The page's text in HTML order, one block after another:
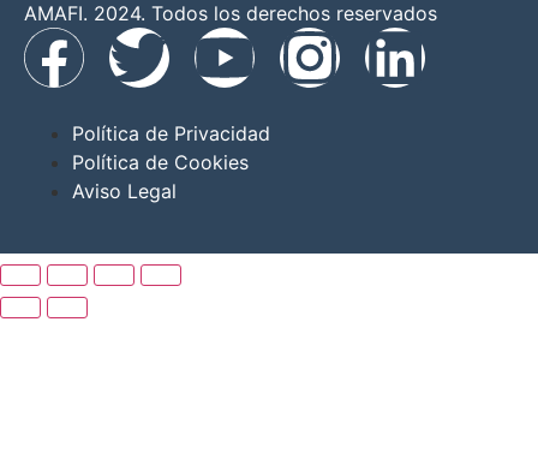
AMAFI. 2024. Todos los derechos reservados
Política de Privacidad
Política de Cookies
Aviso Legal